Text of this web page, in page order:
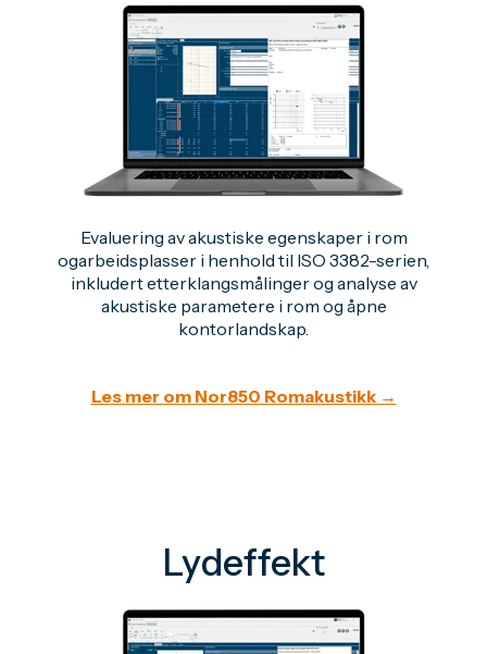
Evaluering av akustiske egenskaper i rom
ogarbeidsplasser i henhold til ISO 3382-serien,
inkludert etterklangsmålinger og analyse av
akustiske parametere i rom og åpne
kontorlandskap.
Les mer om Nor850 Romakustikk →
Lydeffekt